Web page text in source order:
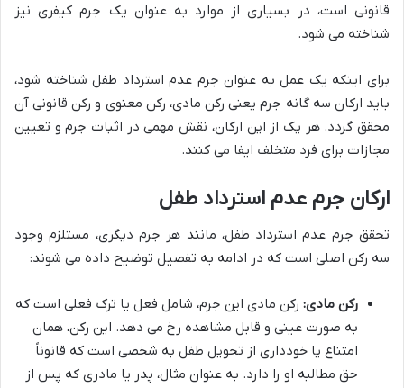
قانونی است، در بسیاری از موارد به عنوان یک جرم کیفری نیز
شناخته می شود.
برای اینکه یک عمل به عنوان جرم عدم استرداد طفل شناخته شود،
باید ارکان سه گانه جرم یعنی رکن مادی، رکن معنوی و رکن قانونی آن
محقق گردد. هر یک از این ارکان، نقش مهمی در اثبات جرم و تعیین
مجازات برای فرد متخلف ایفا می کنند.
ارکان جرم عدم استرداد طفل
تحقق جرم عدم استرداد طفل، مانند هر جرم دیگری، مستلزم وجود
سه رکن اصلی است که در ادامه به تفصیل توضیح داده می شوند:
رکن مادی: رکن مادی این جرم، شامل فعل یا ترک فعلی است که
به صورت عینی و قابل مشاهده رخ می دهد. این رکن، همان
امتناع یا خودداری از تحویل طفل به شخصی است که قانوناً
حق مطالبه او را دارد. به عنوان مثال، پدر یا مادری که پس از